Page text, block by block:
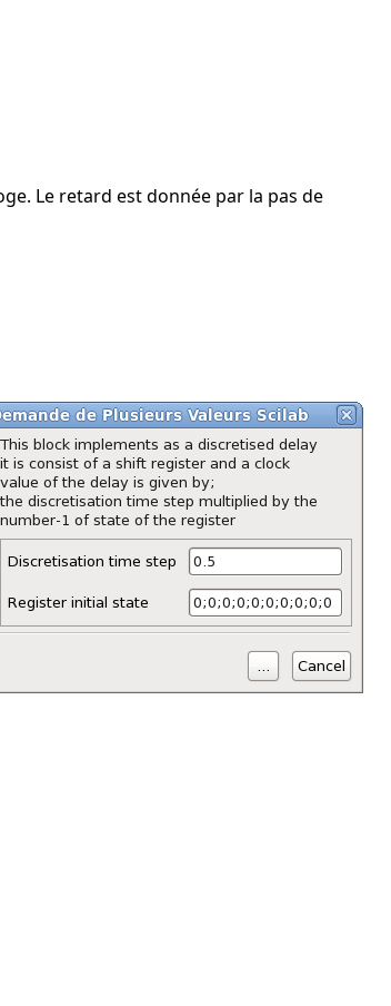
Le retard est donnée par la pas de